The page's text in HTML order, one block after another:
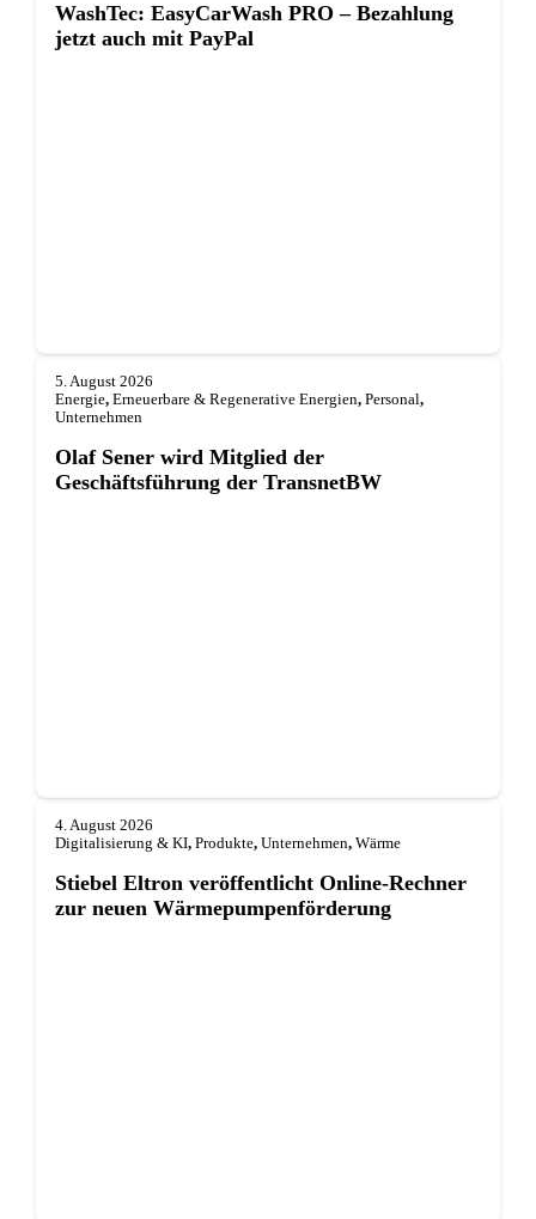
WashTec: EasyCarWash PRO – Bezahlung
jetzt auch mit PayPal
5. August 2026
Energie, Erneuerbare & Regenerative Energien, Personal,
Unternehmen
Olaf Sener wird Mitglied der
Geschäftsführung der TransnetBW
4. August 2026
Digitalisierung & KI, Produkte, Unternehmen, Wärme
Stiebel Eltron veröffentlicht Online-Rechner
zur neuen Wärmepumpenförderung